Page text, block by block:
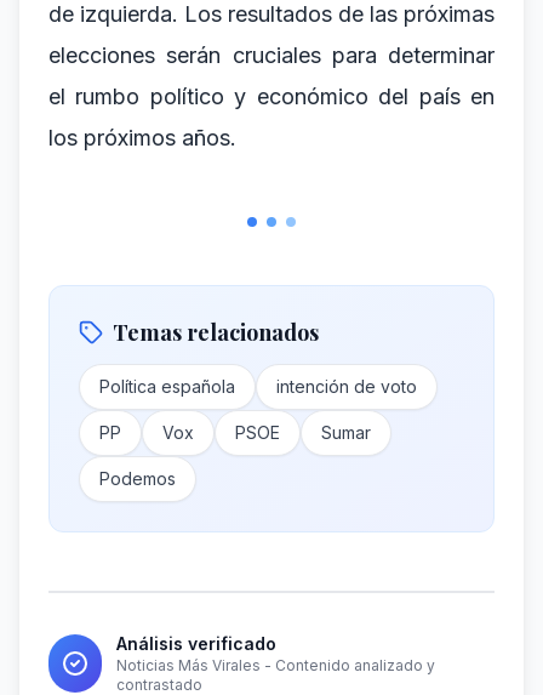
de izquierda. Los resultados de las próximas
elecciones serán cruciales para determinar
el rumbo político y económico del país en
los próximos años.
Temas relacionados
Política española intención de voto
PP Vox PSOE Sumar
Podemos
Análisis verificado
Noticias Más Virales - Contenido analizado y
contrastado